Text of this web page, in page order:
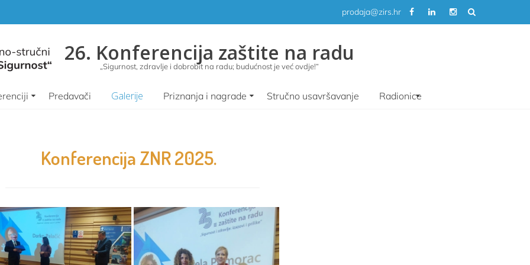
prodaja@zirs.hr
26. Konferencija zaštite na radu
„Sigurnost, zdravlje i dobrobit na radu; budućnost je već ovdje!“
Predavači Galerije Priznanja i nagrade Stručno usavršavanje Radionice
Konferencija ZNR 2025.